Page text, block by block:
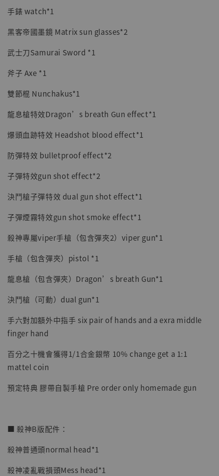
【現貨】BJSTUDIO 1/6系列可動蒐藏人偶 讓
NT$ 4,980
NT$ 5,300
加入購物車
手錶 watch*1
黑客帝國墨鏡 Matrix sun glasses*2
武士刀Samurai Sword *1
斧子 Axe *1
雙節棍 Nunchakus*1
龍息槍特效Dragon’s breath Gun effect*1
爆頭血跡特效 Headshot blood effect*1
防彈特效 bulletproof effect*2
子彈特效gun shot effect*2
決鬥槍子彈特效 dual gun shot effect*1
子彈煙霧特效gun shot smoke effect*1
殺神專屬viper手槍（包含彈夾2）viper gun*1
手槍（包含彈夾）pistol *1
龍息槍（包含彈夾）Dragon’s breath Gun*1
決鬥槍（可動）dual gun*1
手六對加額外中指手 six pair of hands and a exra middle
finger hand
百分之十機會獲得1/1合金銀幣 10% change get a 1:1
mattel coin
預定特典 膠帶自製手槍 Pre order only homemade gun
■ 殺神B版配件：
殺神普通頭normal head*1
殺神凌亂戰損頭Mess head*1